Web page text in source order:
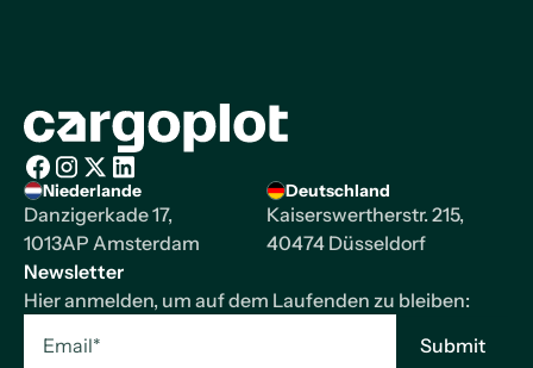
Startseite
Facebook
Instagram
X/Twitter
LinkedIn
Niederlande
Danzigerkade 17,
1013AP Amsterdam
Deutschland
Kaiserswertherstr. 215,
40474 Düsseldorf
Newsletter
Hier anmelden, um auf dem Laufenden zu bleiben: